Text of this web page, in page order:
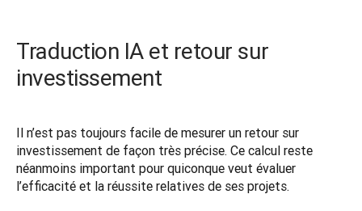
Traduction IA et retour sur
investissement
Il n’est pas toujours facile de mesurer un retour sur
investissement de façon très précise. Ce calcul reste
néanmoins important pour quiconque veut évaluer
l’efficacité et la réussite relatives de ses projets.